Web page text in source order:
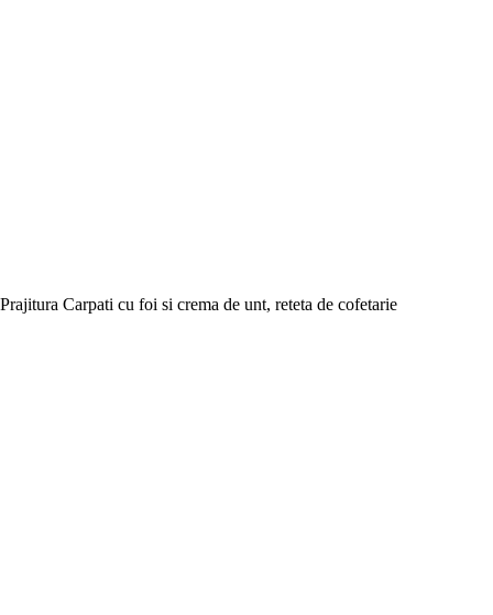
Prajitura Carpati cu foi si crema de unt, reteta de cofetarie